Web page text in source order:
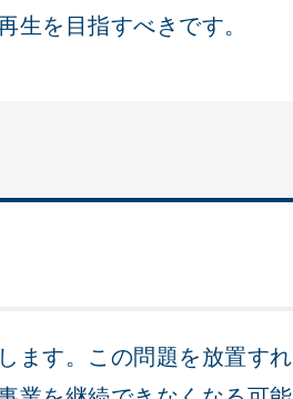
生を目指すべきです。
ます。この問題を放置すれ